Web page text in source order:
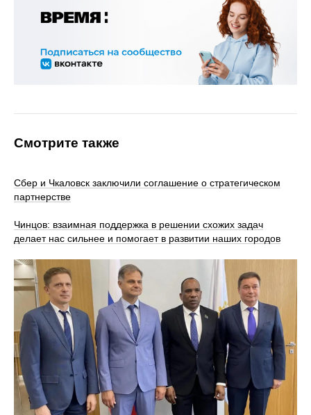
Смотрите также
Сбер и Чкаловск заключили соглашение о стратегическом
партнерстве
Чинцов: взаимная поддержка в решении схожих задач
делает нас сильнее и помогает в развитии наших городов